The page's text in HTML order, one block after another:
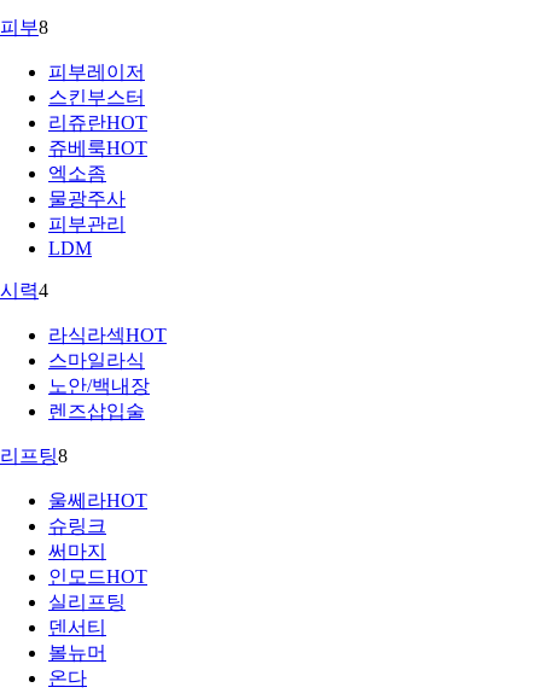
피부8
피부레이저
스킨부스터
리쥬란HOT
쥬베룩HOT
엑소좀
물광주사
피부관리
LDM
시력4
라식라섹HOT
스마일라식
노안/백내장
렌즈삽입술
리프팅8
울쎄라HOT
슈링크
써마지
인모드HOT
실리프팅
덴서티
볼뉴머
온다